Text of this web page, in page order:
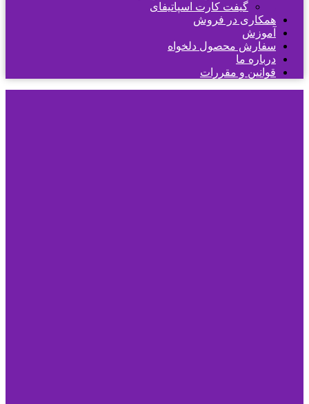
گیفت کارت اسپاتیفای
همکاری در فروش
آموزش
سفارش محصول دلخواه
درباره ما
قوانین و مقررات